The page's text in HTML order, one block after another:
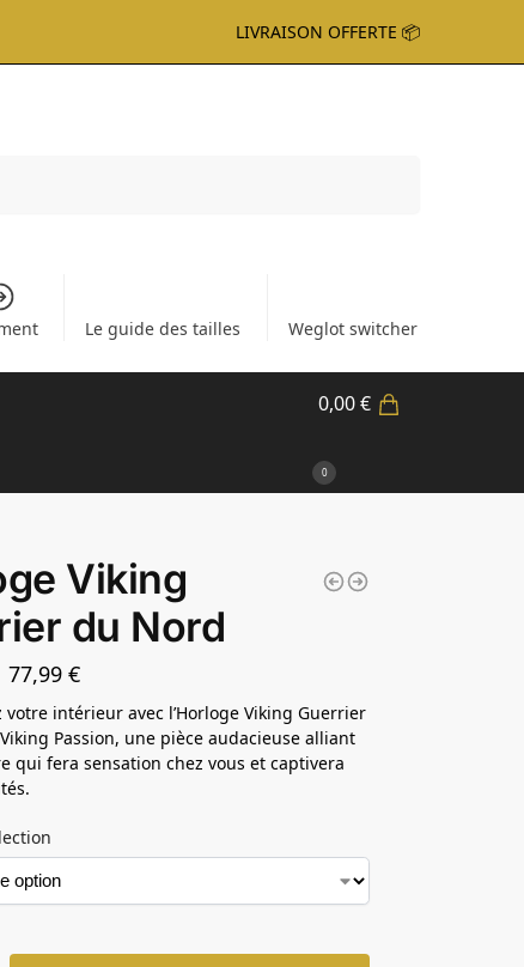
LIVRAISON OFFERTE 📦
Le guide des tailles Weglot switcher
0,00€
0
Viking
du Nord
77,99€
votre intérieur avec l’Horloge Viking Guerrier
Passion, une pièce audacieuse alliant
qui fera sensation chez vous et captivera